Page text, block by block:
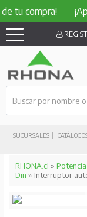
SUCURSALES
RHONA.cl »
Din » Interruptor